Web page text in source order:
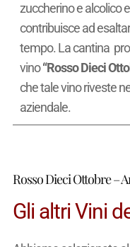
zuccherino e alcolico
contribuisce ad
tempo. La cantina
vino“Rosso Dieci
che tale vino riveste
aziendale.
Rosso Dieci Ottobre –
Gli altri Vini